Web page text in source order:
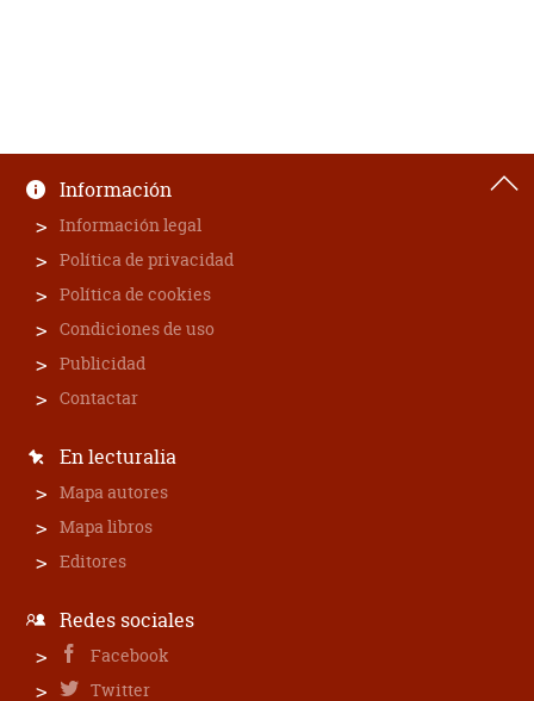
Información
Información legal
Política de privacidad
Política de cookies
Condiciones de uso
Publicidad
Contactar
En lecturalia
Mapa autores
Mapa libros
Editores
Redes sociales
Facebook
Twitter